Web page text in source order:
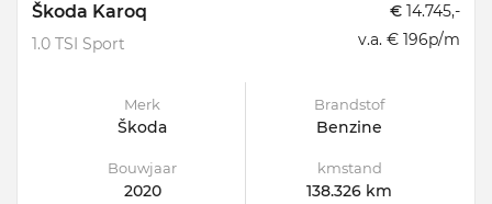
Škoda Karoq
1.0 TSI Sport
€ 14.745,-
v.a. € 196p/m
Merk
Škoda
Brandstof
Benzine
Bouwjaar
2020
kmstand
138.326 km